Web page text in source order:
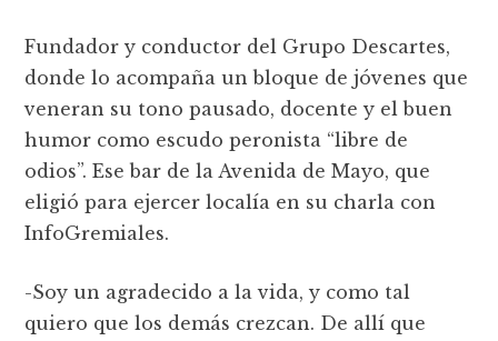
Fundador y conductor del Grupo Descartes,
donde lo acompaña un bloque de jóvenes que
veneran su tono pausado, docente y el buen
humor como escudo peronista “libre de
odios”. Ese bar de la Avenida de Mayo, que
eligió para ejercer localía en su charla con
InfoGremiales.
-Soy un agradecido a la vida, y como tal
quiero que los demás crezcan. De allí que